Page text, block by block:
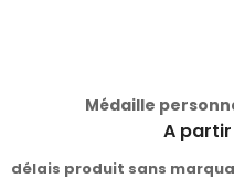
Médaille
A
délais produit sans